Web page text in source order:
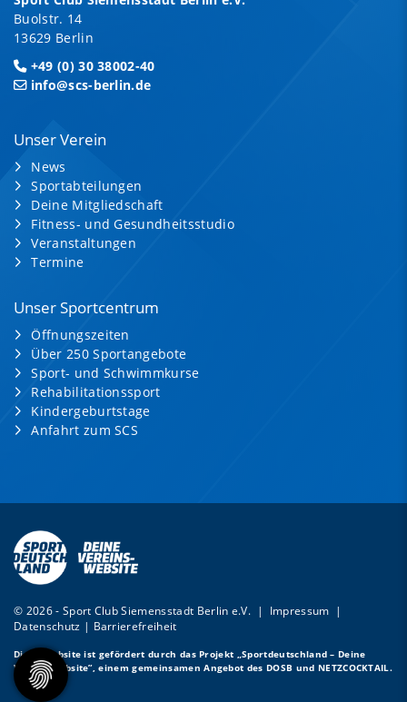
Buolstr. 14
13629 Berlin
+49 (0) 30 38002-40
info@scs-berlin.de
Unser Verein
News
Sportabteilungen
Deine Mitgliedschaft
Fitness- und Gesundheitsstudio
Veranstaltungen
Termine
Unser Sportcentrum
Öffnungszeiten
Über 250 Sportangebote
Sport- und Schwimmkurse
Rehabilitationssport
Kindergeburtstage
Anfahrt zum SCS
© 2026 - Sport Club Siemensstadt Berlin e.V. | Impressum |
Datenschutz | Barrierefreiheit
Diese Website ist gefördert durch das Projekt „Sportdeutschland – Deine
Vereinswebsite”, einem gemeinsamen Angebot des DOSB und NETZCOCKTAIL.